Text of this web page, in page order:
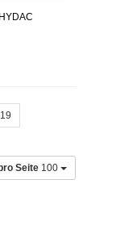
HYDAC
19
Seite 100